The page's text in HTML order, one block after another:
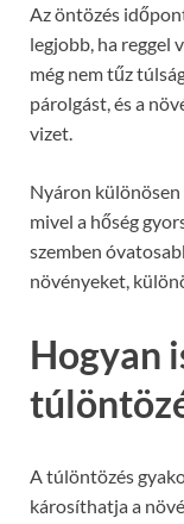
Az öntözés
legjobb, ha reggel
még nem tűz
párolgást, és a
vizet.
Nyáron különösen
mivel a hőség
szemben
növényeket,
Hogyan
A túlöntözés
károsíthatja a